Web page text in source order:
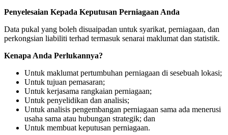
Penyelesaian Kepada Keputusan Perniagaan Anda
Data pukal yang boleh disuaipadan untuk syarikat, perniagaan, dan
perkongsian liabiliti terhad termasuk senarai maklumat dan statistik.
Kenapa Anda Perlukannya?
Untuk maklumat pertumbuhan perniagaan di sesebuah lokasi;
Untuk tujuan pemasaran;
Untuk kerjasama rangkaian perniagaan;
Untuk penyelidikan dan analisis;
Untuk analisis pengembangan perniagaan sa​ma ada menerusi
usaha sama atau hubungan strategik; dan
Untuk membuat keputusan perniagaan.